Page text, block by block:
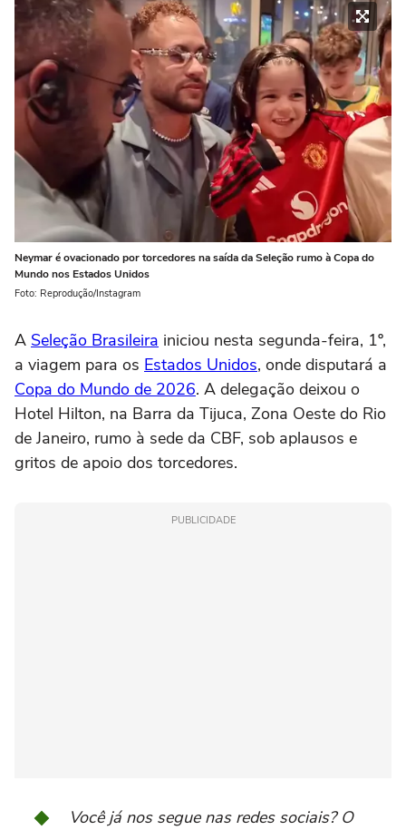
Neymar é ovacionado por torcedores na saída da Seleção rumo à Copa do
Mundo nos Estados Unidos
Foto: Reprodução/Instagram
A Seleção Brasileira iniciou nesta segunda-feira, 1º,
a viagem para os Estados Unidos, onde disputará a
Copa do Mundo de 2026. A delegação deixou o
Hotel Hilton, na Barra da Tijuca, Zona Oeste do Rio
de Janeiro, rumo à sede da CBF, sob aplausos e
gritos de apoio dos torcedores.
PUBLICIDADE
Você já nos segue nas redes sociais? O